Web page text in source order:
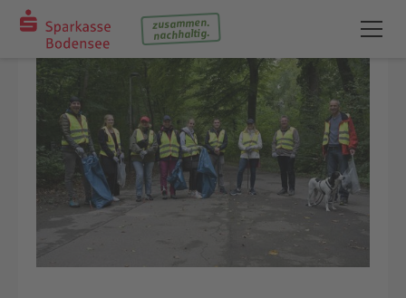
zusammen.
nachhaltig.